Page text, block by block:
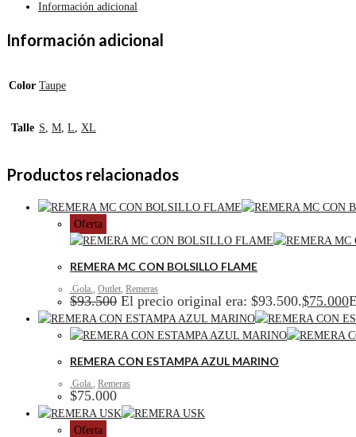
Información adicional
Información adicional
Color Taupe
Talle S, M, L, XL
Productos relacionados
Oferta
REMERA MC CON BOLSILLO FLAME
.Gola. Outlet Remeras
$93.500 El precio original era: $93.500.$75.000
REMERA CON ESTAMPA AZUL MARINO
.Gola., Remeras
$75.000
Oferta